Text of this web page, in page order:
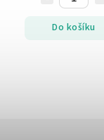
Do košíku